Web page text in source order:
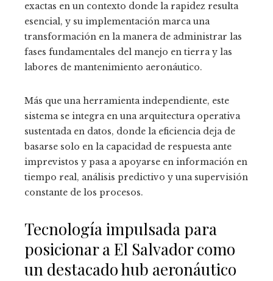
exactas en un contexto donde la rapidez resulta
esencial, y su implementación marca una
transformación en la manera de administrar las
fases fundamentales del manejo en tierra y las
labores de mantenimiento aeronáutico.
Más que una herramienta independiente, este
sistema se integra en una arquitectura operativa
sustentada en datos, donde la eficiencia deja de
basarse solo en la capacidad de respuesta ante
imprevistos y pasa a apoyarse en información en
tiempo real, análisis predictivo y una supervisión
constante de los procesos.
Tecnología impulsada para
posicionar a El Salvador como
un destacado hub aeronáutico